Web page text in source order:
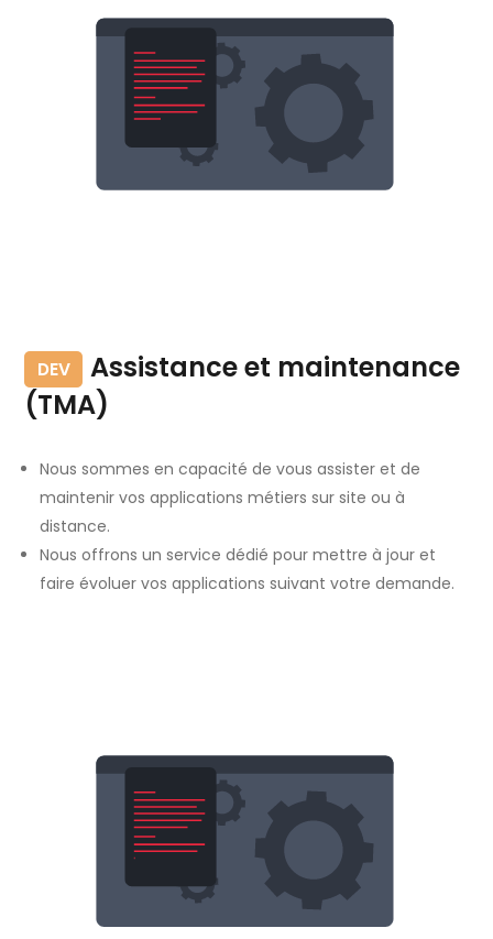
DEV
Assistance et maintenance
(TMA)
Nous sommes en capacité de vous assister et de
maintenir vos applications métiers sur site ou à
distance.
Nous offrons un service dédié pour mettre à jour et
faire évoluer vos applications suivant votre demande.